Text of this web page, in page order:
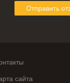
Отправить
сайта